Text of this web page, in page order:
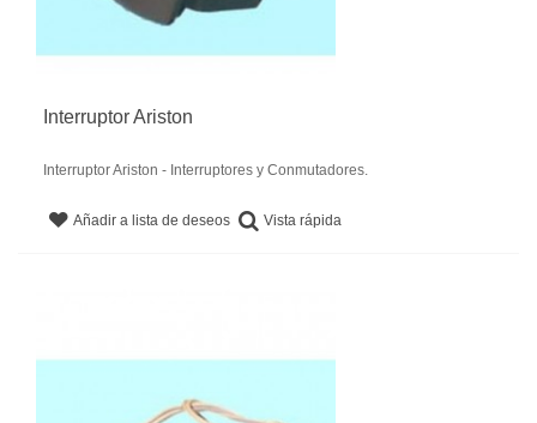
Interruptor Ariston
Interruptor Ariston - Interruptores y Conmutadores.
Añadir a lista de deseos Vista rápida